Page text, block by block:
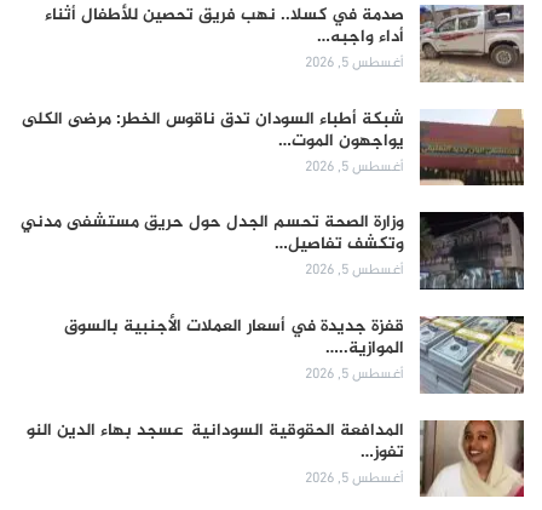
صدمة في كسلا.. نهب فريق تحصين للأطفال أثناء
أداء واجبه…
أغسطس 5, 2026
شبكة أطباء السودان تدق ناقوس الخطر: مرضى الكلى
يواجهون الموت…
أغسطس 5, 2026
وزارة الصحة تحسم الجدل حول حريق مستشفى مدني
وتكشف تفاصيل…
أغسطس 5, 2026
قفزة جديدة في أسعار العملات الأجنبية بالسوق
الموازية..…
أغسطس 5, 2026
المدافعة الحقوقية السودانية عسجد بهاء الدين النو
تفوز…
أغسطس 5, 2026